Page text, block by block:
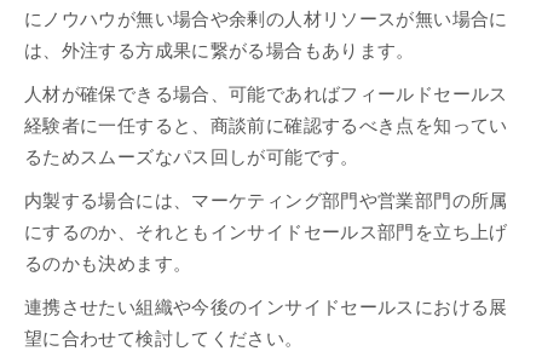
にノウハウが無い場合や余剰の人材リソースが無い場合に
は、外注する方成果に繋がる場合もあります。
人材が確保できる場合、可能であればフィールドセールス
経験者に一任すると、商談前に確認するべき点を知ってい
るためスムーズなパス回しが可能です。
内製する場合には、マーケティング部門や営業部門の所属
にするのか、それともインサイドセールス部門を立ち上げ
るのかも決めます。
連携させたい組織や今後のインサイドセールスにおける展
望に合わせて検討してください。